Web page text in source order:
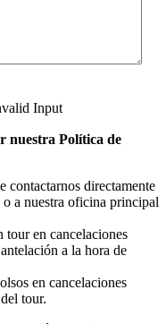
Input
nuestra Política de
contactarnos directamente
a nuestra oficina principal
tour en cancelaciones
a la hora de
en cancelaciones
tour.